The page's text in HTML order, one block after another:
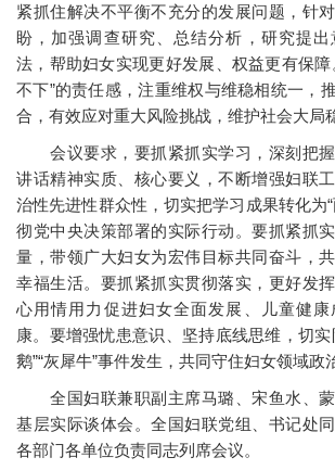
紧抓住解决不平衡不充分的发展问题，针
盼，加强调查研究、总结分析，研究提
法，帮助妇女实现更好发展、权益更有保障
不下”的责任感，注重维权与维稳相统一，
合，有效应对重大风险挑战，维护社会大局
会议要求，要抓紧抓实学习，深刻把握
讲话精神实质、核心要义，不断增强妇联
治性先进性群众性，切实把学习成果转化为
彻党中央决策部署的实际行动。要抓紧抓
量，带领广大妇女为宏伟目标共同奋斗，
幸福生活。要抓紧抓实贯彻落实，更好发
心用情用力促进妇女全面发展、儿童健
康。要增强忧患意识、坚持底线思维，切实
鹅”“灰犀牛”事件发生，共同守住妇女领域政
全国妇联兼职副主席马璐、宋鱼水、蒙
基层实际谈体会。全国妇联党组、书记处
各部门各单位负责同志列席会议。